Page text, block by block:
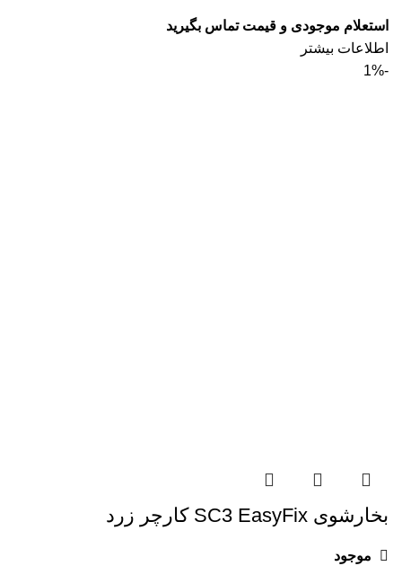
اطلاعات بیشتر
-1%
بخارشوی SC3 EasyFix کارچر زرد
موجود